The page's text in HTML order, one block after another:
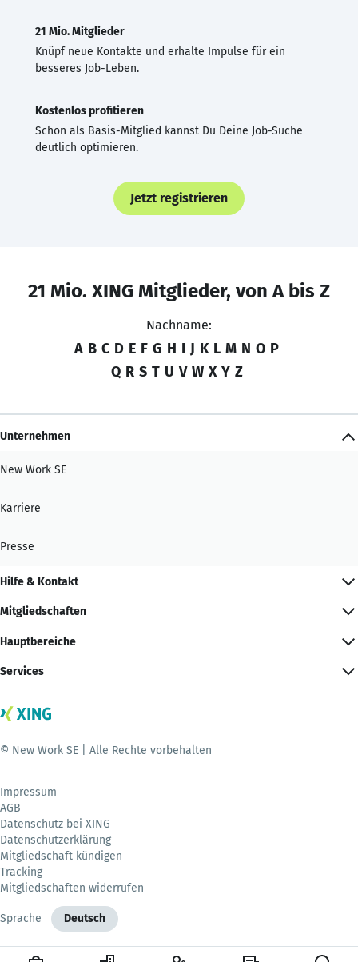
21 Mio. Mitglieder
Knüpf neue Kontakte und erhalte Impulse für ein
besseres Job-Leben.
Kostenlos profitieren
Schon als Basis-Mitglied kannst Du Deine Job-Suche
deutlich optimieren.
Jetzt registrieren
21 Mio. XING Mitglieder, von A bis Z
Nachname:
A B C D E F G H I J K L M N O P
Q R S T U V W X Y Z
Unternehmen
New Work SE
Karriere
Presse
Hilfe & Kontakt
Mitgliedschaften
Hauptbereiche
Services
© New Work SE | Alle Rechte vorbehalten
Impressum
AGB
Datenschutz bei XING
Datenschutzerklärung
Mitgliedschaft kündigen
Tracking
Mitgliedschaften widerrufen
Sprache Deutsch